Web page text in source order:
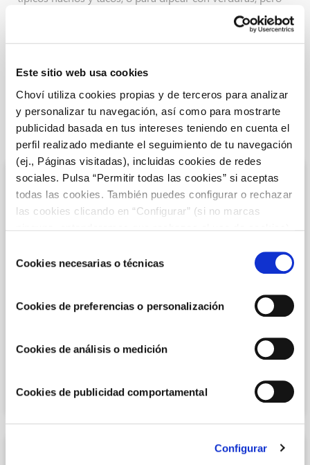
Este sitio web usa cookies
Choví utiliza cookies propias y de terceros para analizar
y personalizar tu navegación, así como para mostrarte
publicidad basada en tus intereses teniendo en cuenta el
perfil realizado mediante el seguimiento de tu navegación
(ej., Páginas visitadas), incluidas cookies de redes
sociales. Pulsa “Permitir todas las cookies” si aceptas
todas las cookies. También puedes configurar o rechazar
las cookies clicando en “Configurar” (si no marcas
COOKIES.
deCookies necesarias o técnicas
Cookies de preferencias o personalización
Cookies de análisis o medición
Cookies de publicidad comportamental
Configurar
hamburguesas e incluso como base para patas de pulpo.
LAST RECIPES
Empanada de carne con salsa de tomate
natural